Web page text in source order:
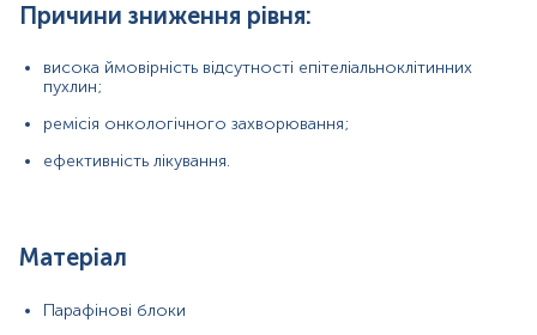
Причини зниження рівня:
висока ймовірність відсутності епітеліальноклітинних
пухлин;
ремісія онкологічного захворювання;
ефективність лікування.
Матеріал
Парафінові блоки